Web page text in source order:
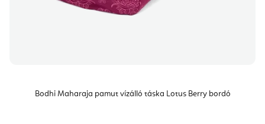
Bodhi Maharaja pamut vízálló táska Lotus Berry bordó